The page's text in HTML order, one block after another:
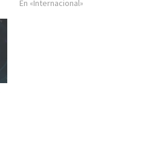
En «Internacional»